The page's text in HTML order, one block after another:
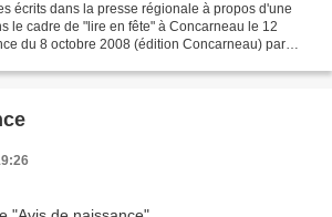
écrits dans la presse régionale à propos d'une
le cadre de "lire en fête" à Concarneau le 12
du 8 octobre 2008 (édition Concarneau) par